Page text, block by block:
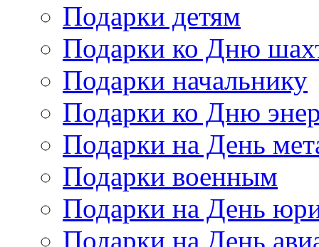
Подарки детям
Подарки ко Дню
Подарки начальнику
Подарки ко Дню
Подарки на День
Подарки военным
Подарки на День
Подарки на День